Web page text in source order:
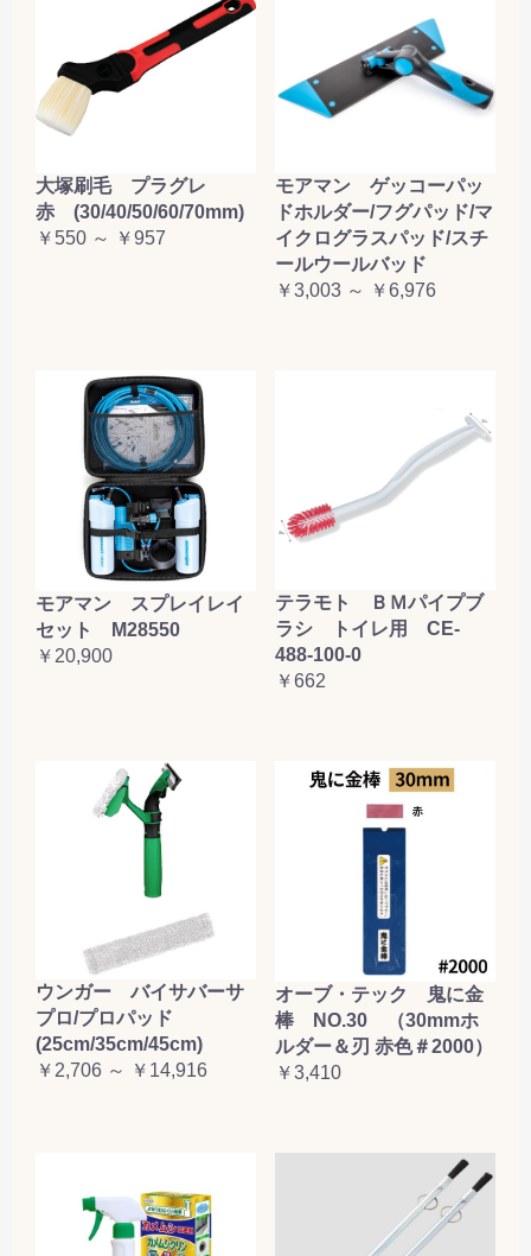
大塚刷毛 プラグレ
赤 (30/40/50/60/70mm)
￥550 ～ ￥957
モアマン ゲッコーパッ
ドホルダー/フグパッド/マ
イクログラスパッド/スチ
ールウールバッド
￥3,003 ～ ￥6,976
モアマン スプレイレイ
セット M28550
￥20,900
テラモト ＢＭパイプブ
ラシ トイレ用 CE-
488-100-0
￥662
ウンガー バイサバーサ
プロ/プロパッド
(25cm/35cm/45cm)
￥2,706 ～ ￥14,916
オーブ・テック 鬼に金
棒 NO.30 （30mmホ
ルダー＆刃 赤色＃2000）
￥3,410